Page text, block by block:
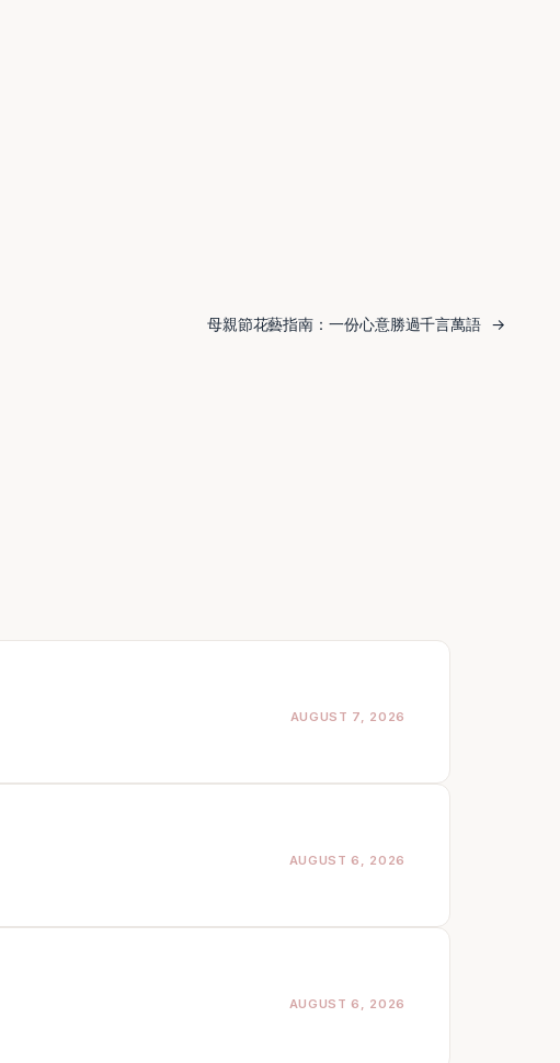
母親節花藝指南：一份心意勝過千言萬語 →
AUGUST 7, 2026
AUGUST 6, 2026
AUGUST 6, 2026